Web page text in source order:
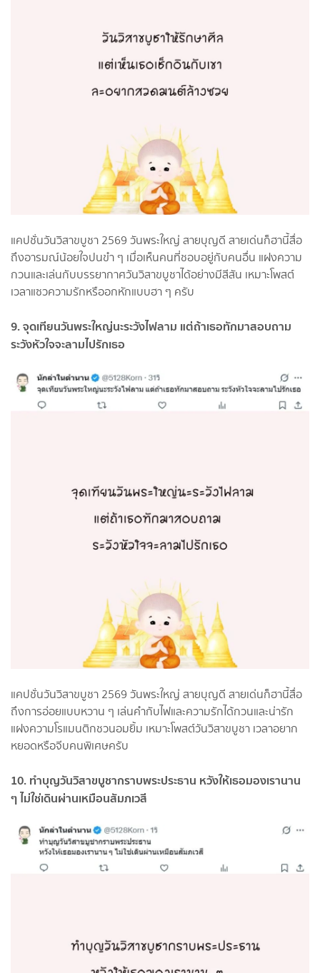
แคปชั่นวันวิสาขบูชา 2569 วันพระใหญ่ สายบุญดี สายเด่นก็ฮานี้สื่อ
ถึงอารมณ์น้อยใจปนขำ ๆ เมื่อเห็นคนที่ชอบอยู่กับคนอื่น แฝงความ
กวนและเล่นกับบรรยากาศวันวิสาขบูชาได้อย่างมีสีสัน เหมาะโพสต์
เวลาแซวความรักหรืออกหักแบบฮา ๆ ครับ
9. จุดเทียนวันพระใหญ่นะระวังไฟลาม แต่ถ้าเธอทักมาสอบถาม
ระวังหัวใจจะลามไปรักเธอ
แคปชั่นวันวิสาขบูชา 2569 วันพระใหญ่ สายบุญดี สายเด่นก็ฮานี้สื่อ
ถึงการอ่อยแบบหวาน ๆ เล่นคำกับไฟและความรักได้กวนและน่ารัก
แฝงความโรแมนติกชวนอมยิ้ม เหมาะโพสต์วันวิสาขบูชา เวลาอยาก
หยอดหรือจีบคนพิเศษครับ
10. ทำบุญวันวิสาขบูชากราบพระประธาน หวังให้เธอมองเรานาน
ๆ ไม่ใช่เดินผ่านเหมือนสัมภเวสี